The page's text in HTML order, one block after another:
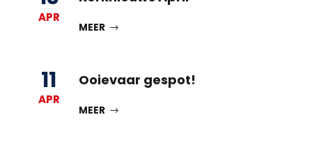
APR
MEER
11
APR
Ooievaar gespot!
MEER